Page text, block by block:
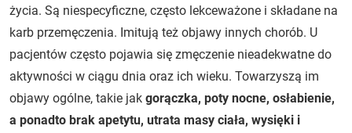
życia. Są niespecyficzne, często lekceważone i składane na
karb przemęczenia. Imitują też objawy innych chorób. U
pacjentów często pojawia się zmęczenie nieadekwatne do
aktywności w ciągu dnia oraz ich wieku. Towarzyszą im
objawy ogólne, takie jak gorączka, poty nocne, osłabienie,
a ponadto brak apetytu, utrata masy ciała, wysięki i